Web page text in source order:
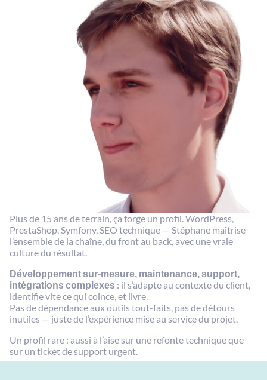
Plus de 15 ans de terrain, ça forge un profil. WordPress,
PrestaShop, Symfony, SEO technique — Stéphane maîtrise
l’ensemble de la chaîne, du front au back, avec une vraie
culture du résultat.
Développement sur-mesure, maintenance, support,
intégrations complexes : il s’adapte au contexte du client,
identifie vite ce qui coince, et livre.
Pas de dépendance aux outils tout-faits, pas de détours
inutiles — juste de l’expérience mise au service du projet.
Un profil rare : aussi à l’aise sur une refonte technique que
sur un ticket de support urgent.